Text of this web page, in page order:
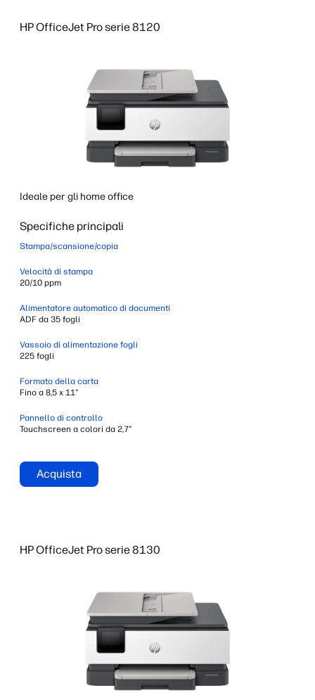
HP OfficeJet Pro serie 8120
Ideale per gli home office
Specifiche principali
Stampa/scansione/copia
Velocità di stampa
20/10 ppm
Alimentatore automatico di documenti
ADF da 35 fogli
Vassoio di alimentazione fogli
225 fogli
Formato della carta
Fino a 8,5 x 11"
Pannello di controllo
Touchscreen a colori da 2,7"
Acquista
HP OfficeJet Pro serie 8130